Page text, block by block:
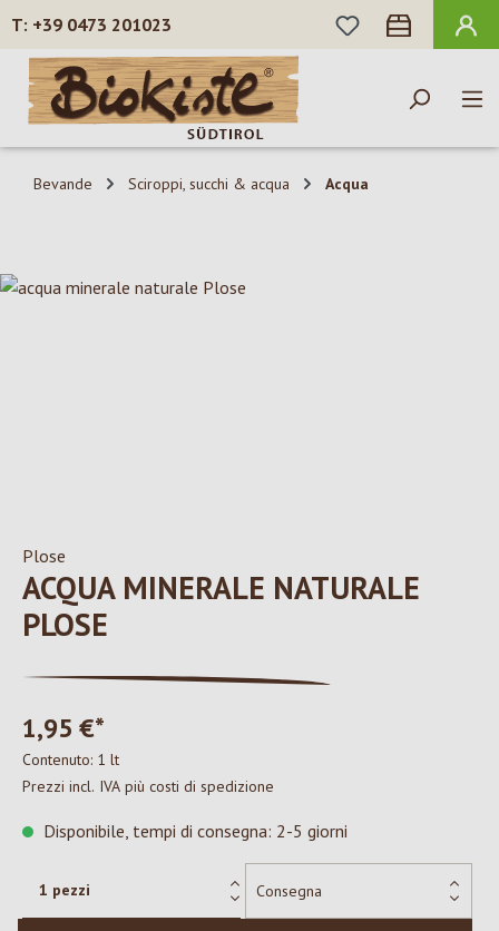
Passa al contenuto principale
+39 0473 201023
HAI 0 ARTICOLI
Bevande Sciroppi, succhi & acqua Acqua
Salta la galleria di immagini
Plose
ACQUA MINERALE NATURALE
PLOSE
1,95 €*
Contenuto: 1 lt
Prezzi incl. IVA più costi di spedizione
Disponibile, tempi di consegna: 2-5 giorni